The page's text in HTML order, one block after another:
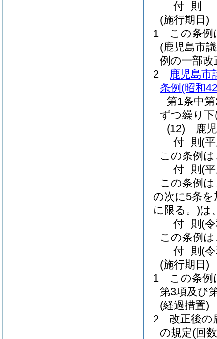
付 則
(施行期日)
1
この条例
(鹿児島市
例の一部改
2
鹿児島市
条例 (昭和
第1条中
ずつ繰り
(12) 鹿児
付 則 (
この条例
付 則 (
この条例
の次に5条を
に限る。)は
付 則 (
この条例
付 則 (
(施行期日)
1
この条例
第3項及び
(経過措置)
2
改正後の
の規定(回